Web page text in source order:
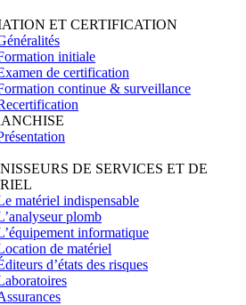
ET CERTIFICATION
initiale
de certification
continue & surveillance
DE SERVICES ET DE
matériel indispensable
plomb
informatique
de matériel
d’états des risques